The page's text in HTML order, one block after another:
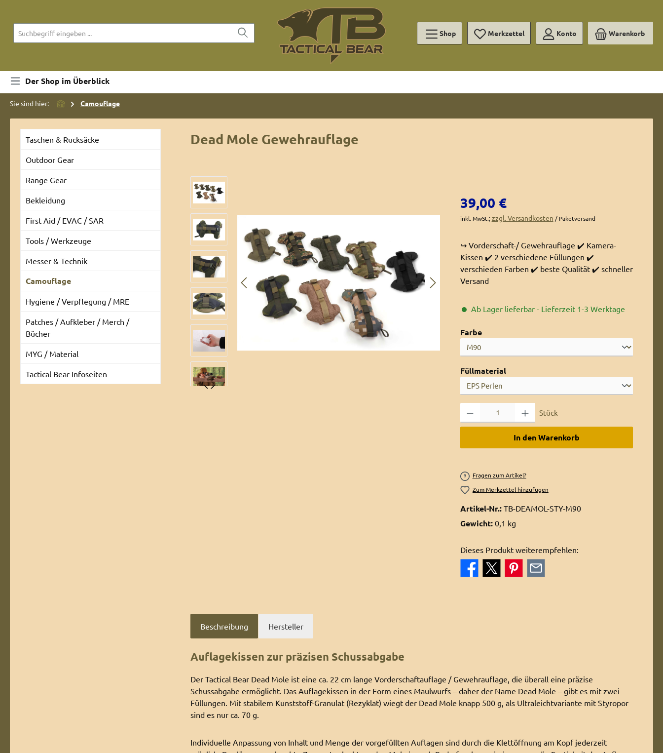
Shop Merkzettel Konto Warenkorb
Der Shop im Überblick
Sie sind hier: Camouflage
Taschen & Rucksäcke
Outdoor Gear
Range Gear
Bekleidung
First Aid / EVAC / SAR
Tools / Werkzeuge
Messer & Technik
Camouflage
Hygiene / Verpflegung / MRE
Patches / Aufkleber / Merch /
Bücher
MYG / Material
Tactical Bear Infoseiten
Dead Mole Gewehrauflage
Bildergalerie überspringen
Regulärer Preis:
39,00 €
inkl. MwSt.;zzgl. Versandkosten / Paketversand
↪️ Vorderschaft-/ Gewehrauflage ✔️ Kamera-
Kissen ✔️ 2 verschiedene Füllungen ✔️
verschieden Farben ✔️ beste Qualität ✔️ schneller
Versand
Ab Lager lieferbar - Lieferzeit 1-3 Werktage
Farbeauswählen
Füllmaterialauswählen
Stück
In den Warenkorb
Fragen zum Artikel?
Zum Merkzettel hinzufügen
Artikel-Nr.: TB-DEAMOL-STY-M90
Gewicht: 0,1 kg
Dieses Produkt weiterempfehlen:
Beschreibung Hersteller
Auflagekissen zur präzisen Schussabgabe
Der Tactical Bear Dead Mole ist eine ca. 22 cm lange Vorderschaftauflage / Gewehrauflage, die überall eine präzise
Schussabgabe ermöglicht. Das Auflagekissen in der Form eines Maulwurfs – daher der Name Dead Mole – gibt es mit zwei
Füllungen. Mit stabilem Kunststoff-Granulat (Rezyklat) wiegt der Dead Mole knapp 500 g, als Ultraleichtvariante mit Styropor
sind es nur ca. 70 g.
Individuelle Anpassung von Inhalt und Menge der vorgefüllten Auflagen sind durch die Klettöffnung am Kopf jederzeit